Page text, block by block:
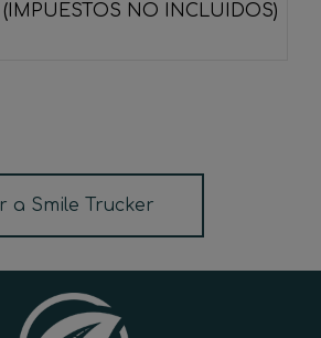
(IMPUESTOS NO INCLUIDOS)
Ir a Smile Trucker